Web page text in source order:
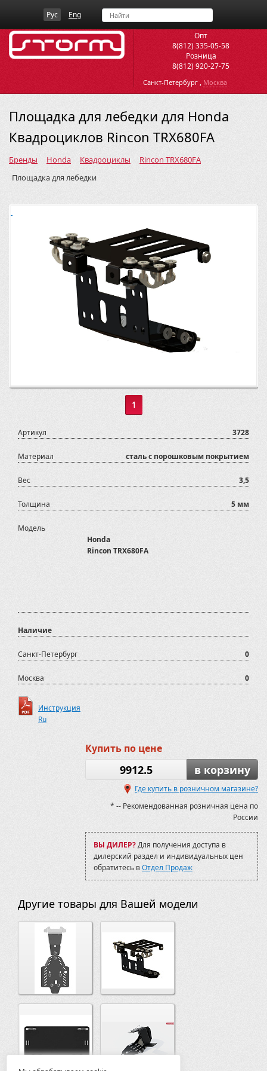
Рус Eng
Опт
8(812) 335-05-58
Розница
8(812) 920-27-75
Санкт-Петербург , Москва
Площадка для лебедки для Honda
Квадроциклов Rincon TRX680FA
Бренды Honda Квадроциклы
Rincon TRX680FA
Площадка для лебедки
1
Артикул 3728
Материал сталь с порошковым покрытием
Вес 3,5
Толщина 5 мм
Модель
Honda
Rincon TRX680FA
Наличие
Санкт-Петербург 0
Москва 0
Инструкция
Ru
Купить по цене
9912.5 в корзину
Где купить в розничном магазине?
* -- Рекомендованная розничная цена по
России
ВЫ ДИЛЕР?Для получения доступа в
дилерский раздел и индивидуальных цен
обратитесь вОтдел Продаж
Другие товары для Вашей модели